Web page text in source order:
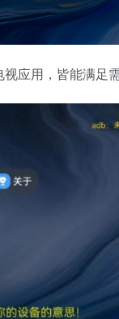
应用，皆能满足